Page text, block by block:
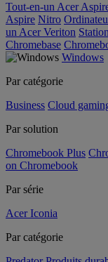
Tout-en-un Acer
Aspire Nitro
un Acer Veriton
Chromebase
Windows
Par catégorie
Business Cloud
Par solution
Chromebook Plus
on Chromebook
Par série
Acer Iconia
Par catégorie